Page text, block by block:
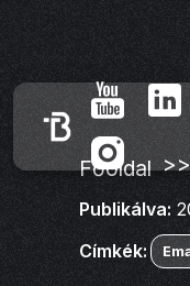
Főoldal >>
Publikálva:
Címkék: